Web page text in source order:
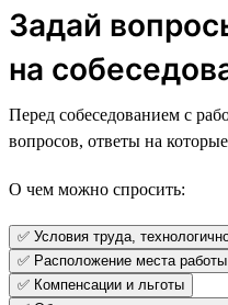
Задай
на
Перед собеседованием с
вопросов, ответы на
О чем можно спросить:
✅ Условия труда,
✅ Расположение места работы
✅ Компенсации и льготы